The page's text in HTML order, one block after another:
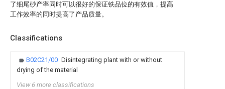
了细尾砂产率同时可以很好的保证铁品位的有效值，提高
工作效率的同时提高了产品质量。
Classifications
B02C21/00 Disintegrating plant with or without
drying of the material
View 6 more classifications